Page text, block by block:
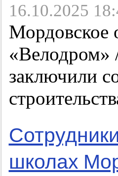
16.10.2025
Мордовское
заключили
школах